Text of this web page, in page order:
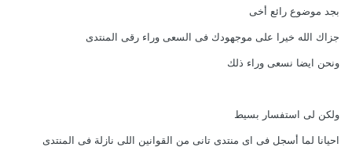
بجد موضوع رائع أخى
جزاك الله خيرا على موجهودك فى السعى وراء رقى المنتدى
ونحن ايضا نسعى وراء ذلك
ولكن لى استفسار بسيط
احيانا لما أسجل فى اى منتدى تانى من القوانين اللى نازلة فى المنتدى